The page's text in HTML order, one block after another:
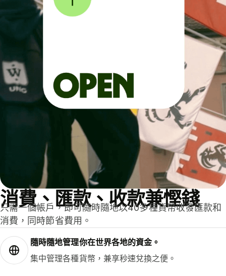
消費、匯款、收款兼慳錢
只需一個帳戶，即可隨時隨地以40多種貨幣收發匯款和
消費，同時節省費用。
隨時隨地管理你在世界各地的資金。
集中管理各種貨幣，兼享秒速兌換之便。